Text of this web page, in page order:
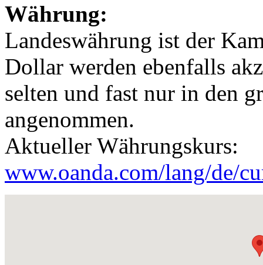
Währung:
Landeswährung ist der
Dollar werden ebenfalls
selten und fast nur in den
angenommen.
Aktueller Währungskurs:
www.oanda.com/lang/de/